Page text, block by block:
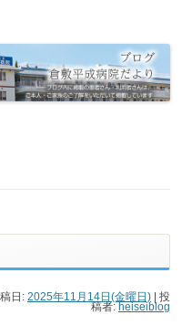
日: 2025年11月14日(金曜日) | 投
稿者:heiseiblog